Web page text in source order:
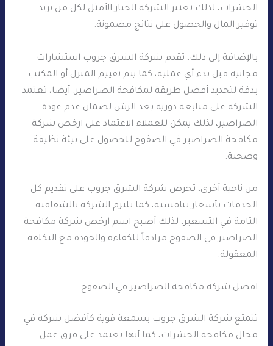
الحشرات، لذلك تعتبر الشركة الخيار الأمثل لكل من يريد
توفير المال والحصول على نتائج مضمونة.
بالإضافة إلى ذلك، تقدم شركة الشرق جروب استشارات
مجانية قبل بدء أي عملية، كما يتم تقييم المنزل أو المكتب
بدقة لتحديد أفضل طريقة لمكافحة الصراصير. أيضا، تعتمد
الشركة على متابعة دورية بعد الرش لضمان عدم عودة
الصراصير، لذلك يمكن للعملاء الاعتماد على ارخص شركة
مكافحة الصراصير في الصفوح للحصول على بيئة نظيفة
وصحية.
من ناحية أخرى، تحرص شركة الشرق جروب على تقديم كل
الخدمات بأسعار تنافسية، كما تلتزم الشركة بالشفافية
التامة في التسعير، لذلك أصبح اسم ارخص شركة مكافحة
الصراصير في الصفوح مرادفاً للكفاءة والجودة مع التكلفة
المعقولة.
افضل شركة مكافحة الصراصير في الصفوح
تتمتع شركة الشرق جروب بسمعة قوية كأفضل شركة في
مجال مكافحة الحشرات، كما أنها تعتمد على فرق عمل